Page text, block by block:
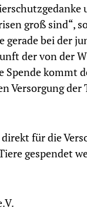
groß sind“,
gerade bei der
der von der
Spende kommt
der
für die
gespendet